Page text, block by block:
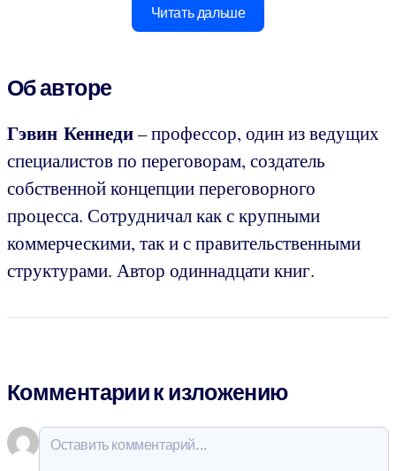
Читать дальше
Об авторе
Гэвин Кеннеди– профессор, один из ведущих
специалистов по переговорам, создатель
собственной концепции переговорного
процесса. Сотрудничал как с крупными
коммерческими, так и с правительственными
структурами. Автор одиннадцати книг.
Комментарии к изложению